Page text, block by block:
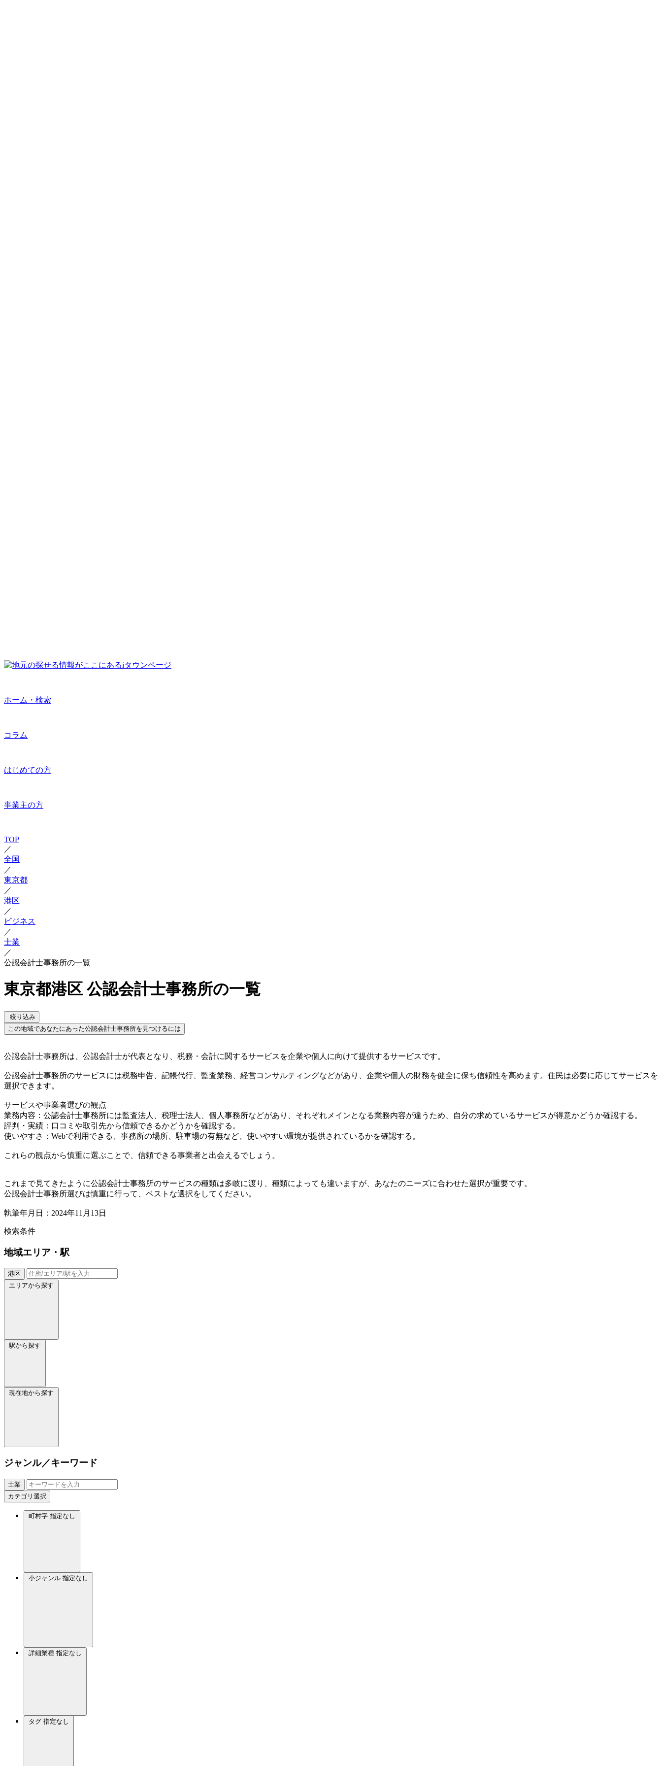
ホーム・検索
コラム
はじめての方
事業主の方
TOP
／
全国
／
東京都
／
港区
／
ビジネス
／
士業
／
公認会計士事務所の一覧
東京都港区 公認会計士事務所の一覧
絞り込み
この地域であなたにあった公認会計士事務所を見つけるには
公認会計士事務所は、公認会計士が代表となり、税務・会計に関するサービスを企業や個人に向けて提供するサービスです。
公認会計士事務所のサービスには税務申告、記帳代行、監査業務、経営コンサルティングなどがあり、企業や個人の財務を健全に保ち信頼性を高めます。住民は必要に応じてサービスを
選択できます。
サービスや事業者選びの観点
業務内容：公認会計士事務所には監査法人、税理士法人、個人事務所などがあり、それぞれメインとなる業務内容が違うため、自分の求めているサービスが得意かどうか確認する。
評判・実績：口コミや取引先から信頼できるかどうかを確認する。
使いやすさ：Webで利用できる、事務所の場所、駐車場の有無など、使いやすい環境が提供されているかを確認する。
これらの観点から慎重に選ぶことで、信頼できる事業者と出会えるでしょう。
これまで見てきたように公認会計士事務所のサービスの種類は多岐に渡り、種類によっても違いますが、あなたのニーズに合わせた選択が重要です。
公認会計士事務所選びは慎重に行って、ベストな選択をしてください。
執筆年月日：2024年11月13日
検索条件
地域エリア・駅
港区
エリアから探す
駅から探す
現在地から探す
ジャンル／キーワード
士業
カテゴリ選択
町村字 指定なし
小ジャンル 指定なし
詳細業種 指定なし
タグ 指定なし